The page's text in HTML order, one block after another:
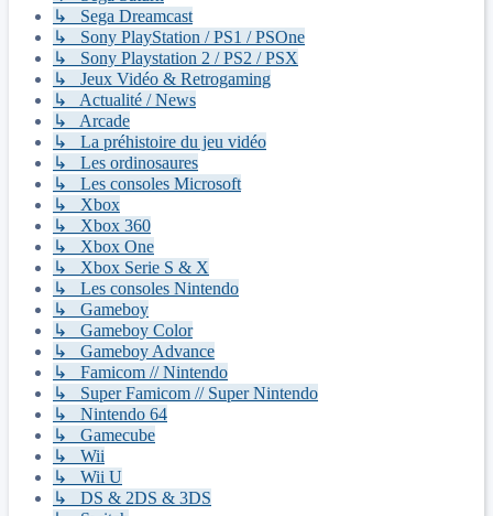
↳ Sega Dreamcast
↳ Sony PlayStation / PS1 / PSOne
↳ Sony Playstation 2 / PS2 / PSX
↳ Jeux Vidéo & Retrogaming
↳ Actualité / News
↳ Arcade
↳ La préhistoire du jeu vidéo
↳ Les ordinosaures
↳ Les consoles Microsoft
↳ Xbox
↳ Xbox 360
↳ Xbox One
↳ Xbox Serie S & X
↳ Les consoles Nintendo
↳ Gameboy
↳ Gameboy Color
↳ Gameboy Advance
↳ Famicom // Nintendo
↳ Super Famicom // Super Nintendo
↳ Nintendo 64
↳ Gamecube
↳ Wii
↳ Wii U
↳ DS & 2DS & 3DS